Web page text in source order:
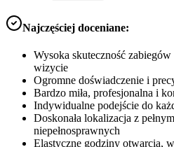
Najczęściej doceniane:
Wysoka skuteczność
wizycie
Ogromne doświadczenie i
Bardzo miła, profesjonalna i
Indywidualne podejście do
Doskonała lokalizacja z
niepełnosprawnych
Elastyczne godziny otwarcia,